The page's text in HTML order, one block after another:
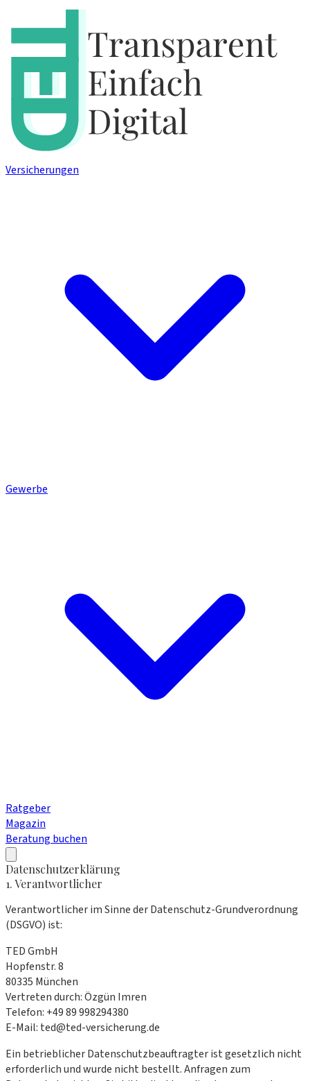
Versicherungen
Gewerbe
Ratgeber
Magazin
Beratung buchen
Datenschutzerklärung
1. Verantwortlicher
Verantwortlicher im Sinne der Datenschutz-Grundverordnung
(DSGVO) ist:
TED GmbH
Hopfenstr. 8
80335 München
Vertreten durch: Özgün Imren
Telefon: +49 89 998294380
E-Mail: ted@ted-versicherung.de
Ein betrieblicher Datenschutzbeauftragter ist gesetzlich nicht
erforderlich und wurde nicht bestellt. Anfragen zum